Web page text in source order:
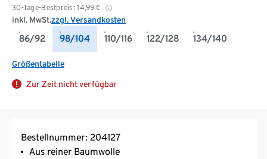
30-Tage-Bestpreis: 14,99 €
inkl. MwSt.zzgl. Versandkosten
86/92 98/104 110/116 122/128 134/140
Größentabelle
Zur Zeit nicht verfügbar
Bestellnummer: 204127
Aus reiner Baumwolle